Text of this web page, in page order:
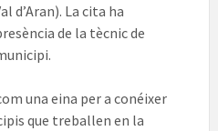
d’Aran). La cita ha
de la tècnic de
una eina per a conéixer
que treballen en la